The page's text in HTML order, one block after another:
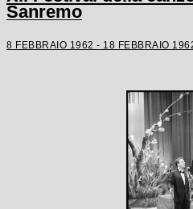
Sanremo
8 FEBBRAIO 1962 - 18 FEBBRAIO